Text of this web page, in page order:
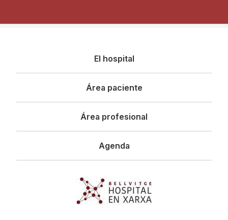
principal
El hospital
Área paciente
Área profesional
Agenda